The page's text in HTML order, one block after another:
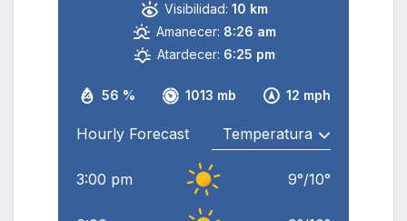
56 % 1013 mb 12 mph
Visibilidad: 10 km
Amanecer: 8:26 am
Atardecer: 6:25 pm
Hourly Forecast
3:00 pm 9°/10°